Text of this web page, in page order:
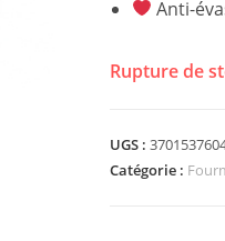
Anti-
Rupture de
UGS :
Catégorie :